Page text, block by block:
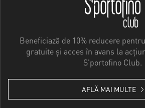
Beneficiază de 10% reducere
gratuite și acces în avans la
S'portofino Club.
AFLĂ MAI MULTE